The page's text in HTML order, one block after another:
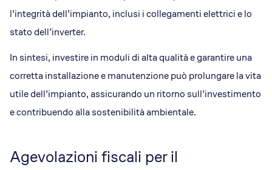
l’integrità dell’impianto, inclusi i collegamenti elettrici e lo
stato dell’inverter.
In sintesi, investire in moduli di alta qualità e garantire una
corretta installazione e manutenzione può prolungare la vita
utile dell’impianto, assicurando un ritorno sull’investimento
e contribuendo alla sostenibilità ambientale.
Agevolazioni fiscali per il